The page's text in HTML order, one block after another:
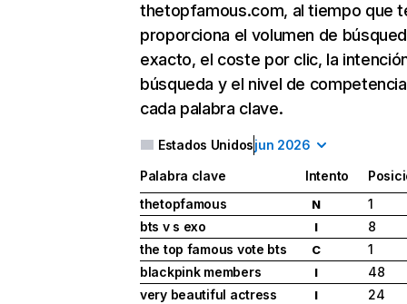
thetopfamous.com, al tiempo que
proporciona el volumen de
exacto, el coste por clic, la
búsqueda y el nivel de
cada palabra clave.
Estados Unidosjun 2026
Palabra clave Intento
thetopfamous
N
1
bts v s exo
I
8
the top famous vote bts
C
1
blackpink members
I
48
very beautiful actress
I 24